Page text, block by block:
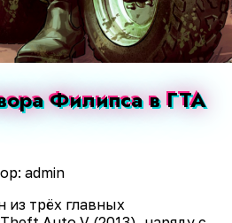
Филипса в ГТА
admin
трёх главных